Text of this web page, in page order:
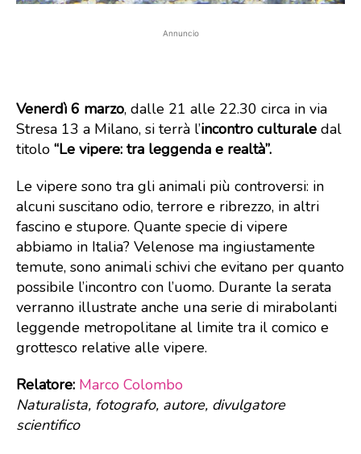
Annuncio
Venerdì 6 marzo, dalle 21 alle 22.30 circa in via
Stresa 13 a Milano, si terrà l’incontro culturale dal
titolo “Le vipere: tra leggenda e realtà”.
Le vipere sono tra gli animali più controversi: in
alcuni suscitano odio, terrore e ribrezzo, in altri
fascino e stupore. Quante specie di vipere
abbiamo in Italia? Velenose ma ingiustamente
temute, sono animali schivi che evitano per quanto
possibile l’incontro con l’uomo. Durante la serata
verranno illustrate anche una serie di mirabolanti
leggende metropolitane al limite tra il comico e
grottesco relative alle vipere.
Relatore: Marco Colombo
Naturalista, fotografo, autore, divulgatore
scientifico